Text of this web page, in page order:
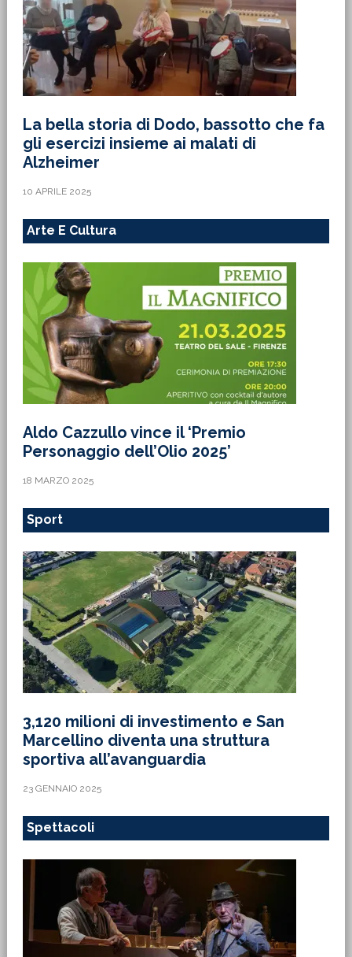
La bella storia di Dodo, bassotto che fa
gli esercizi insieme ai malati di
Alzheimer
10 APRILE 2025
Arte E Cultura
Aldo Cazzullo vince il ‘Premio
Personaggio dell’Olio 2025’
18 MARZO 2025
Sport
3,120 milioni di investimento e San
Marcellino diventa una struttura
sportiva all’avanguardia
23 GENNAIO 2025
Spettacoli